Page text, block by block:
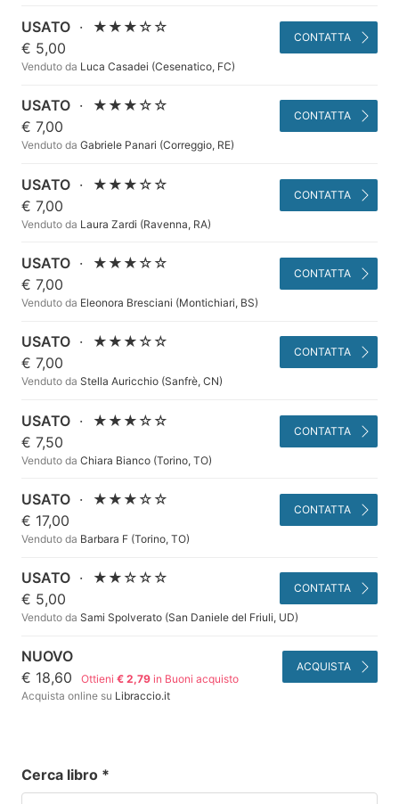
USATO ·
★★★☆☆
€ 5,00
Venduto da Luca Casadei (Cesenatico, FC)
CONTATTA
USATO ·
★★★☆☆
€ 7,00
Venduto da Gabriele Panari (Correggio, RE)
CONTATTA
USATO ·
★★★☆☆
€ 7,00
Venduto da Laura Zardi (Ravenna, RA)
CONTATTA
USATO ·
★★★☆☆
€ 7,00
Venduto da Eleonora Bresciani (Montichiari, BS)
CONTATTA
USATO ·
★★★☆☆
€ 7,00
Venduto da Stella Auricchio (Sanfrè, CN)
CONTATTA
USATO ·
★★★☆☆
€ 7,50
Venduto da Chiara Bianco (Torino, TO)
CONTATTA
USATO ·
★★★☆☆
€ 17,00
Venduto da Barbara F (Torino, TO)
CONTATTA
USATO ·
★★☆☆☆
€ 5,00
Venduto da Sami Spolverato (San Daniele del Friuli, UD)
CONTATTA
NUOVO
€ 18,60
Ottieni€ 2,79 in Buoni acquisto
Acquista online su Libraccio.it
ACQUISTA
Cerca libro *